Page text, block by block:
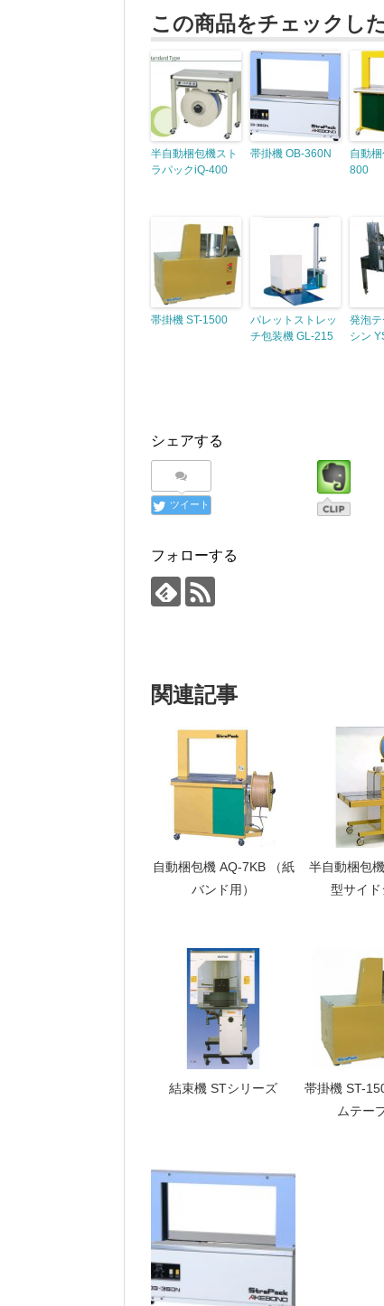
この商品をチェックし
半自動梱包機スト
ラパックiQ-400
帯掛機 OB-360N
自動
800
帯掛機 ST-1500
パレットストレッ
チ包装機 GL-215
発泡
シン
シェアする
ツイート
フォローする
関連記事
自動梱包機 AQ-7KB （紙
バンド用）
半自動梱包
型サイド
結束機 STシリーズ
帯掛機 ST-
ムテー